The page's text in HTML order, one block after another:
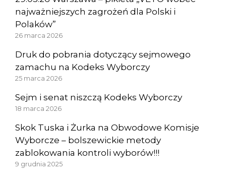
najważniejszych zagrożeń dla Polski i
Polaków”
26 marca 2026
Druk do pobrania dotyczący sejmowego
zamachu na Kodeks Wyborczy
25 marca 2026
Sejm i senat niszczą Kodeks Wyborczy
18 marca 2026
Skok Tuska i Żurka na Obwodowe Komisje
Wyborcze – bolszewickie metody
zablokowania kontroli wyborów!!!
9 grudnia 2025